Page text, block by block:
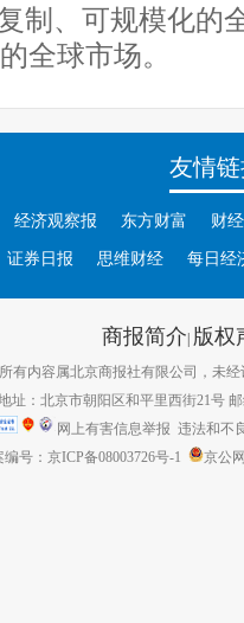
制、可规模化的
全球市场。
友情
经济观察报 东方财富 财
证券日报 思维财经 每日经
商报简介| 版权
有内容属北京商报社有限公司，未经
址：北京市朝阳区和平里西街21号
网上有害信息举报 违法和不
编号：京ICP备08003726号-1
京公